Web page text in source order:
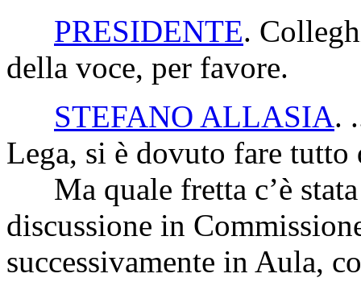
PRESIDENTE.
della voce, per favore.
STEFANO ALLASIA.
Lega, si è dovuto fare tutto
Ma quale fretta c’è stata
discussione in
successivamente in Aula,